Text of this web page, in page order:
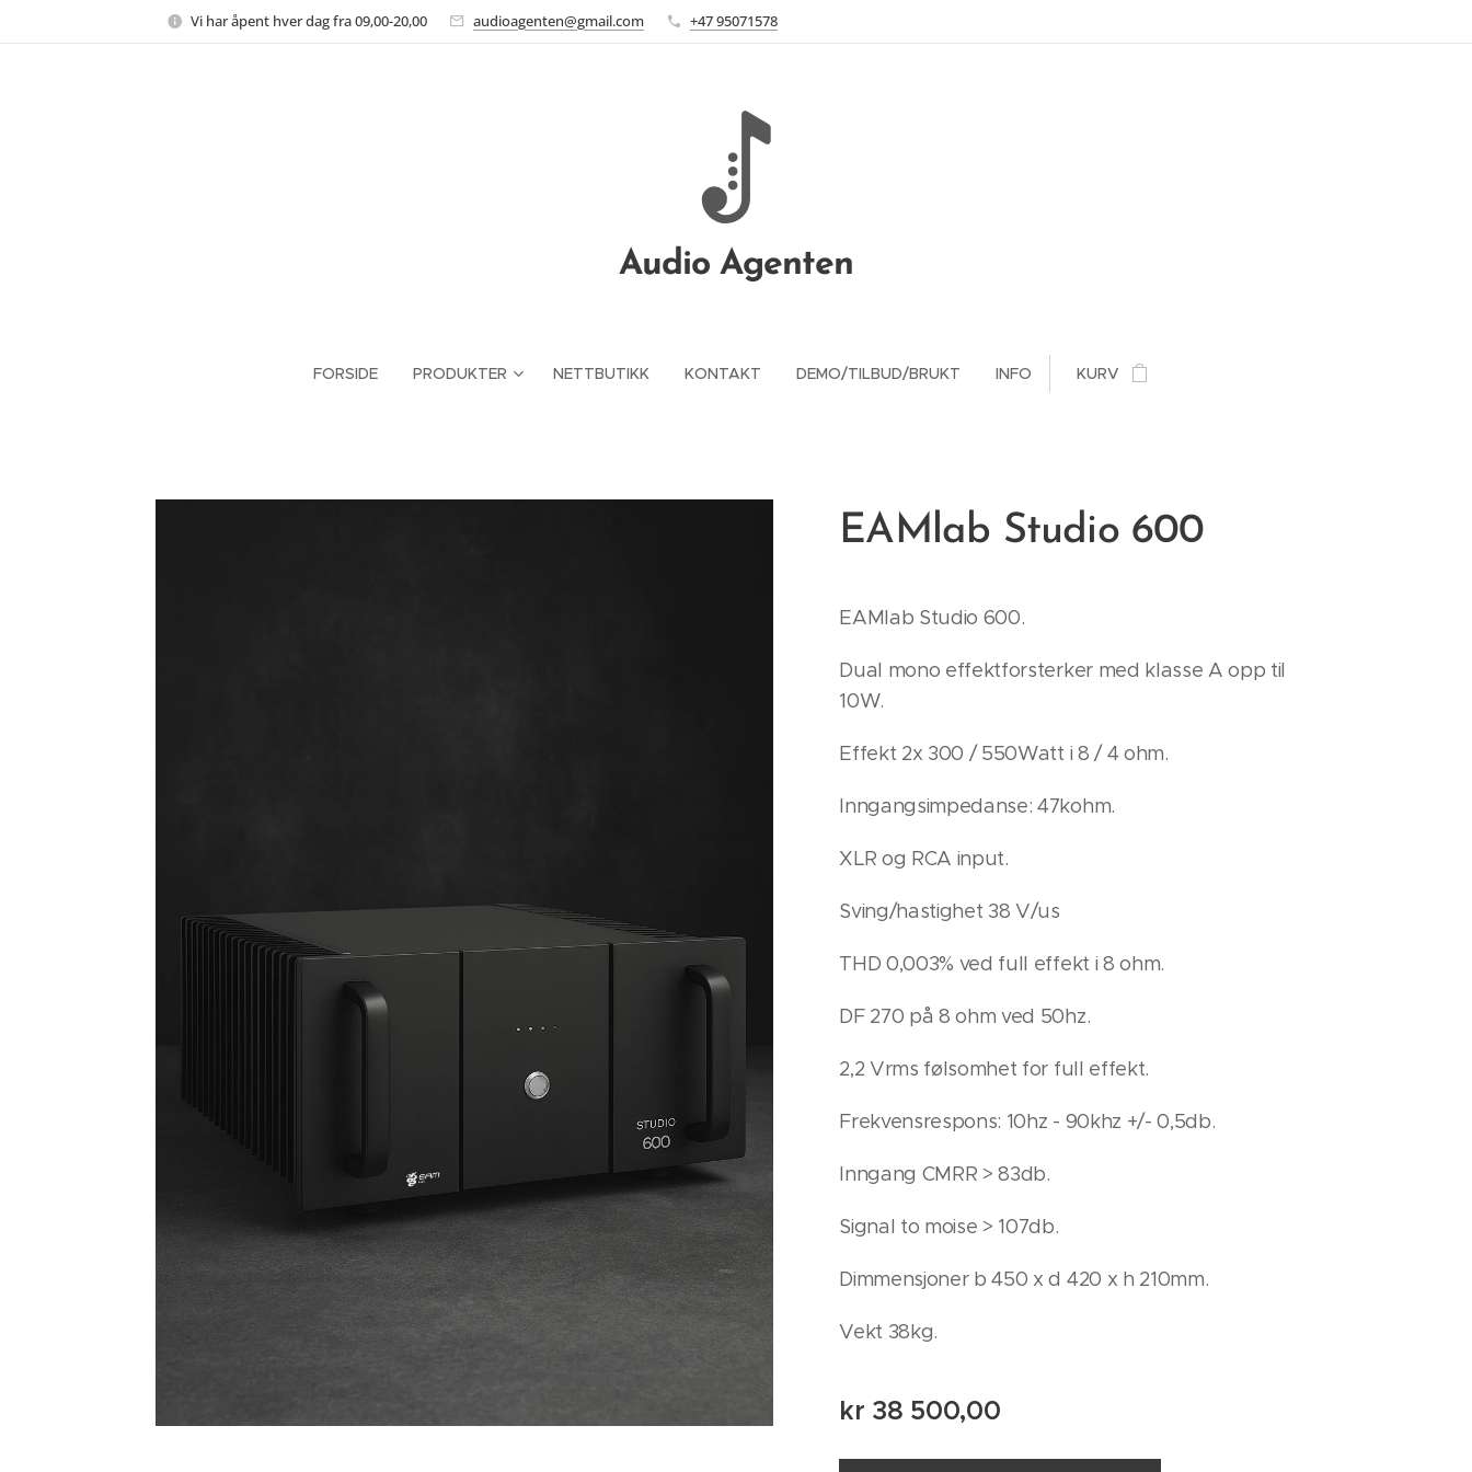
Vi har åpent hver dag fra 09,00-20,00 audioagenten@gmail.com +47 95071578
Audio Agenten
FORSIDE PRODUKTER NETTBUTIKK KONTAKT DEMO/TILBUD/BRUKT INFO KURV
EAMlab Studio 600
EAMlab Studio 600.
Dual mono effektforsterker med klasse A opp til
10W.
Effekt 2x 300 / 550Watt i 8 / 4 ohm.
Inngangsimpedanse: 47kohm.
XLR og RCA input.
Sving/hastighet 38 V/us
THD 0,003% ved full effekt i 8 ohm.
DF 270 på 8 ohm ved 50hz.
2,2 Vrms følsomhet for full effekt.
Frekvensrespons: 10hz - 90khz +/- 0,5db.
Inngang CMRR > 83db.
Signal to moise > 107db.
Dimmensjoner b 450 x d 420 x h 210mm.
Vekt 38kg.
kr 38 500,00